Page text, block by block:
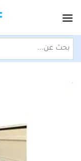
للمحتوى